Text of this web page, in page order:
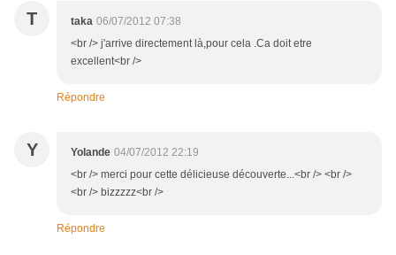
T taka 06/07/2012 07:38
<br /> j'arrive directement là,pour cela .Ca doit etre
excellent<br />
Répondre
Y Yolande 04/07/2012 22:19
<br /> merci pour cette délicieuse découverte...<br /> <br />
<br /> bizzzzz<br />
Répondre